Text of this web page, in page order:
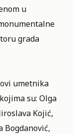
u
grada
umetnika
su: Olga
Kojić,
Bogdanović,